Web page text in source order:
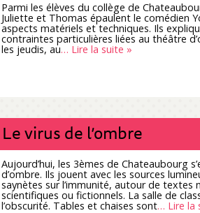
Parmi les élèves du collège de
Juliette et Thomas épaulent le comédien
aspects matériels et techniques. Ils
contraintes particulières liées au théâtre
les jeudis, au… Lire la suite »
Le virus de l’ombre
Aujourd’hui, les 3èmes de Chateaubourg
d’ombre. Ils jouent avec les sources
saynètes sur l’immunité, autour de textes
scientifiques ou fictionnels. La salle de
l’obscurité. Tables et chaises sont… Lire la